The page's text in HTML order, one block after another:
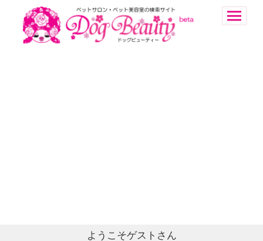
ようこそゲストさん